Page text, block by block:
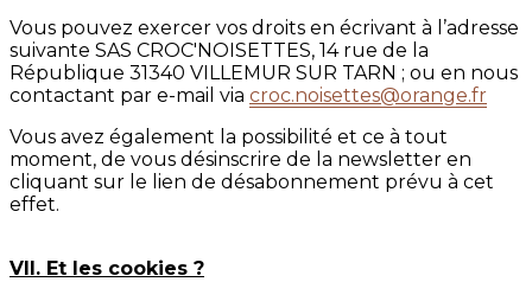
Vous pouvez exercer vos droits en écrivant à l’adresse
suivante SAS CROC'NOISETTES, 14 rue de la
République 31340 VILLEMUR SUR TARN ; ou en nous
contactant par e-mail via croc.noisettes@orange.fr
Vous avez également la possibilité et ce à tout
moment, de vous désinscrire de la newsletter en
cliquant sur le lien de désabonnement prévu à cet
effet.
VII. Et les cookies ?